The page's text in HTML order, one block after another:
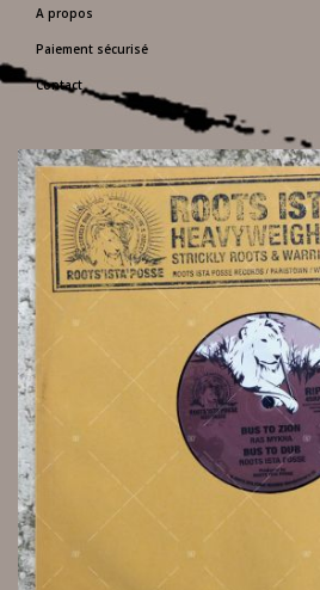
A propos
Paiement sécurisé
Contact